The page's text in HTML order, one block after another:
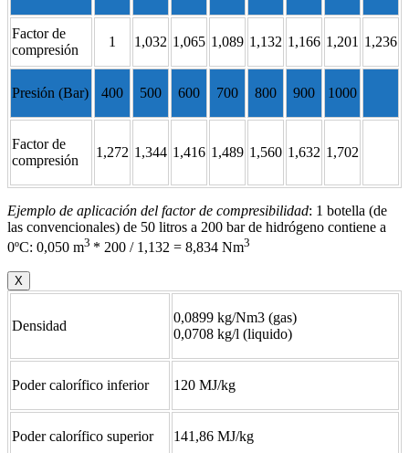
Factor de
compresión
1 1,032 1,065 1,089 1,132 1,166 1,201 1,236
Presión (Bar) 400 500 600 700 800 900 1000
Factor de
compresión
1,272 1,344 1,416 1,489 1,560 1,632 1,702
Ejemplo de aplicación del factor de compresibilidad: 1 botella (de
las convencionales) de 50 litros a 200 bar de hidrógeno contiene a
0ºC: 0,050 m3 * 200 / 1,132 = 8,834 Nm3
X
Densidad
0,0899 kg/Nm3 (gas)
0,0708 kg/l (liquido)
Poder calorífico inferior 120 MJ/kg
Poder calorífico superior 141,86 MJ/kg